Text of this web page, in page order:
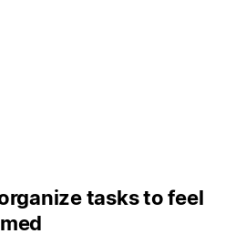
tasks to feel